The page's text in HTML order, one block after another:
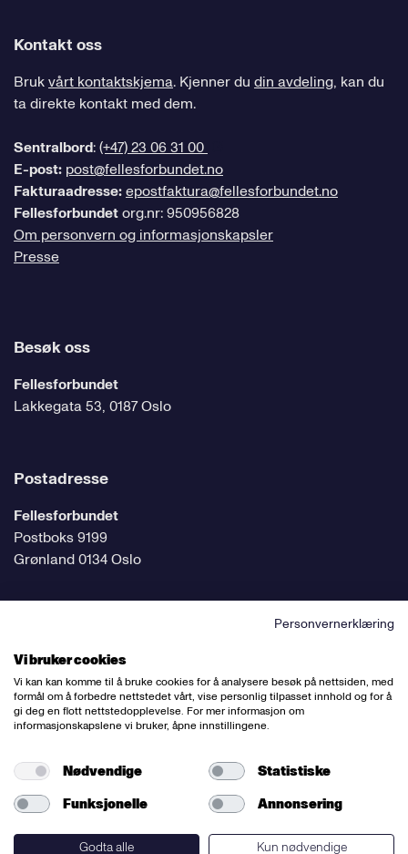
Kontakt oss
Brukvårt kontaktskjema. Kjenner du din avdeling, kan du
ta direkte kontakt med dem.
Sentralbord:(+47) 23 06 31 00
E-post: post@fellesforbundet.no
Fakturaadresse:epostfaktura@fellesforbundet.no
Fellesforbundetorg.nr: 950956828
Om personvern og informasjonskapsler
Presse
Besøk oss
Fellesforbundet
Lakkegata 53, 0187 Oslo
Postadresse
Fellesforbundet
Postboks 9199
Grønland 0134 Oslo
Følg oss på sosiale medier
Nettredaktør:Willy Bergsnov
Varsling og etiske retningslinjer
Redegjørelse etter åpenhetsloven
Personvernerklæring
Vi bruker cookies
Vi kan kan komme til å bruke cookies for å analysere besøk på nettsiden, med
formål om å forbedre nettstedet vårt, vise personlig tilpasset innhold og for å
gi deg en flott nettstedopplevelse. For mer informasjon om
informasjonskapslene vi bruker, åpne innstillingene.
Nødvendige
Statistiske
Funksjonelle
Annonsering
Godta alle Kun nødvendige